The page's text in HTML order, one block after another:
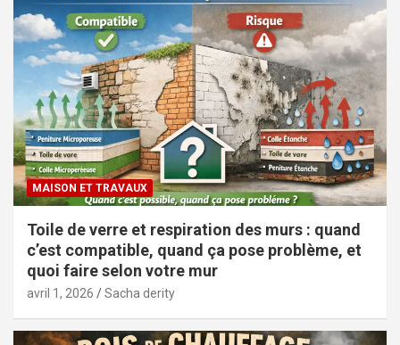
MAISON ET TRAVAUX
Toile de verre et respiration des murs : quand
c’est compatible, quand ça pose problème, et
quoi faire selon votre mur
avril 1, 2026 Sacha derity